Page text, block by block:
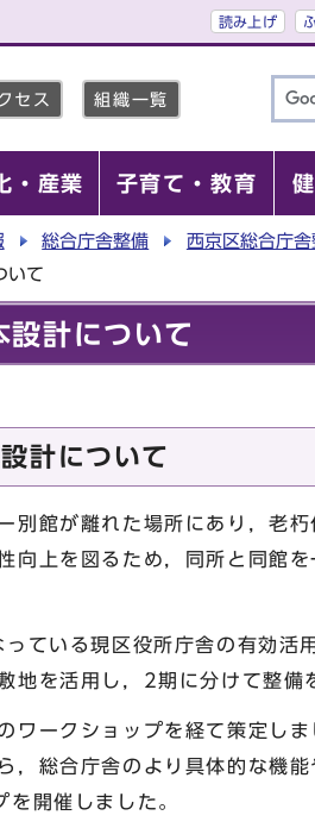
読み上げ
セス 組織一覧
・産業 子育て・教育
総合庁舎整備
西京区総合庁
いて
計について
計について
別館が離れた場所にあり，老
向上を図るため，同所と同館
ている現区役所庁舎の有効活
地を活用し，2期に分けて整備
ワークショップを経て策定し
，総合庁舎のより具体的な機
開催しました。